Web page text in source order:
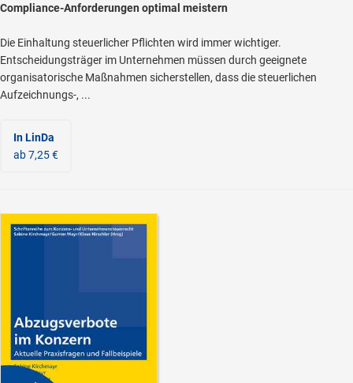
Compliance-Anforderungen optimal meistern
Die Einhaltung steuerlicher Pflichten wird immer wichtiger.
Entscheidungsträger im Unternehmen müssen durch geeignete
organisatorische Maßnahmen sicherstellen, dass die steuerlichen
Aufzeichnungs-, ...
In LinDa
ab 7,25 €